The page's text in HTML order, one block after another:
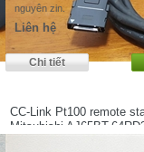
nguyên zin.
Liên hệ
CC-Link Pt100 remote
Mitsubishi AJ65BT-